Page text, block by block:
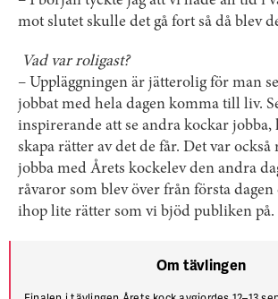
mot slutet skulle det gå fort så då blev
Vad var roligast?
– Uppläggningen är jätterolig för man
jobbat med hela dagen komma till liv.
inspirerande att se andra kockar jobba,
skapa rätter av det de får. Det var också
jobba med Årets kockelev den andra
råvaror som blev över från första dagen
ihop lite rätter som vi bjöd publiken på.
Om tävlingen